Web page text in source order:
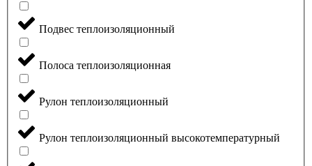
Подвес теплоизоляционный
Полоса теплоизоляционная
Рулон теплоизоляционный
Рулон теплоизоляционный высокотемпературный